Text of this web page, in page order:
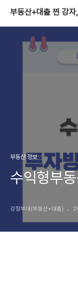
부동산+대출 찐 강자
부동산 정보
수익형부
강철부대(부동산+대출)